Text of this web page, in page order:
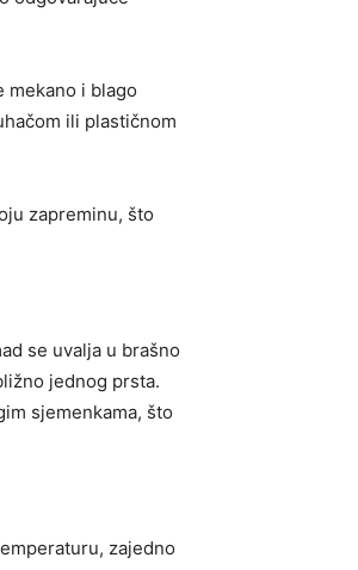
mekano i blago
ili plastičnom
zapreminu, što
se uvalja u brašno
jednog prsta.
sjemenkama, što
zajedno